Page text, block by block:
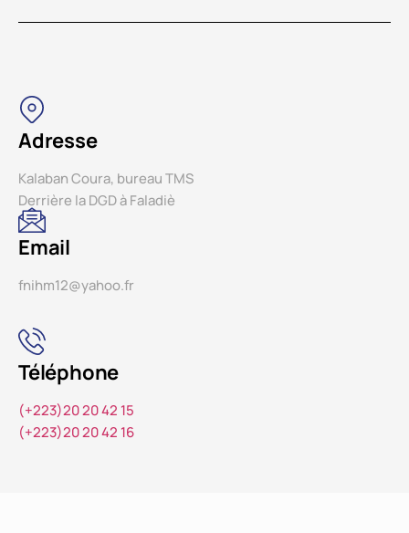
Adresse
Kalaban Coura, bureau TMS
Derrière la DGD à Faladiè
Email
fnihm12@yahoo.fr
Téléphone
(+223)20 20 42 15
(+223)20 20 42 16